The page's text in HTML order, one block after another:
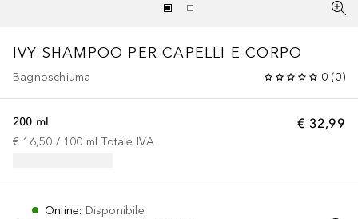
IVY SHAMPOO PER CAPELLI E CORPO
Bagnoschiuma 0 (0)
€ 32,99
200 ml
€ 16,50 / 100 ml Totale IVA
Online: Disponibile